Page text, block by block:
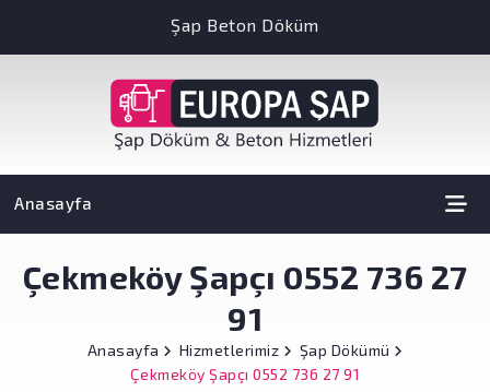
Şap Beton Döküm
Anasayfa
Çekmeköy Şapçı 0552 736 27
91
Anasayfa Hizmetlerimiz
Şap Dökümü
Çekmeköy Şapçı 0552 736 27 91